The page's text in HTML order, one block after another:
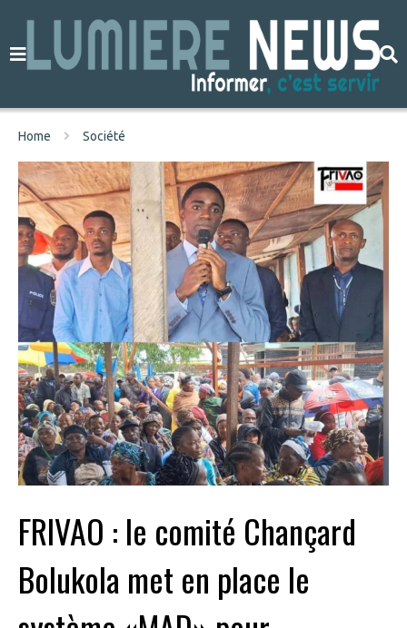
Home Société
FRIVAO : le comité Chançard
Bolukola met en place le